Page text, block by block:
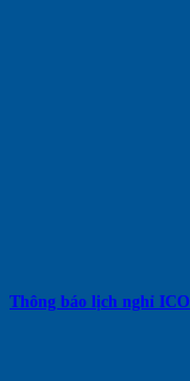
Thông báo lịch nghỉ